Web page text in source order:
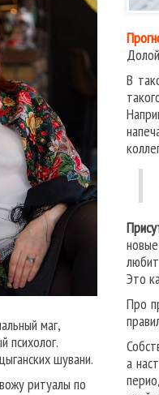
В
Это
Про
а
маг,
психолог.
шувани.
ритуалы по